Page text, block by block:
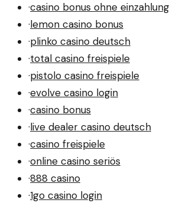
·casino bonus ohne einzahlung
·lemon casino bonus
·plinko casino deutsch
·total casino freispiele
·pistolo casino freispiele
·evolve casino login
·casino bonus
·live dealer casino deutsch
·casino freispiele
·online casino seriös
·888 casino
·1go casino login